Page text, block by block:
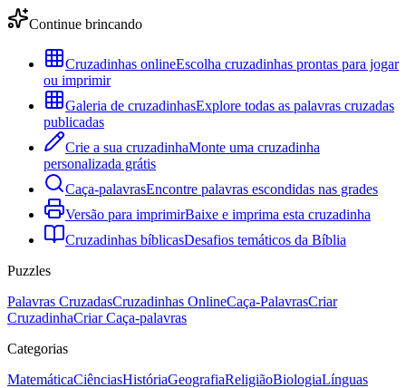
Continue brincando
Cruzadinhas onlineEscolha cruzadinhas prontas para jogar
ou imprimir
Galeria de cruzadinhasExplore todas as palavras cruzadas
publicadas
Crie a sua cruzadinhaMonte uma cruzadinha
personalizada grátis
Caça-palavrasEncontre palavras escondidas nas grades
Versão para imprimirBaixe e imprima esta cruzadinha
Cruzadinhas bíblicasDesafios temáticos da Bíblia
Puzzles
Palavras CruzadasCruzadinhas OnlineCaça-PalavrasCriar
CruzadinhaCriar Caça-palavras
Categorias
MatemáticaCiênciasHistóriaGeografiaReligiãoBiologiaLínguas